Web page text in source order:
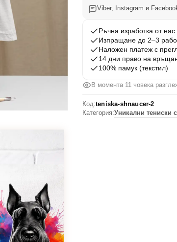
Viber, Instagram и
Ръчна изработка от нас
Изпращане до 2–3
Наложен платеж с
14 дни право на
100% памук (текстил)
В момента 11 човека
Код:teniska-shnaucer-2
Категория:Уникални тениски